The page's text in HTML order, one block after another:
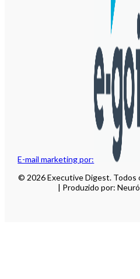
E-mail marketing por:
© 2026 Executive Digest. Todos
| Produzido por: